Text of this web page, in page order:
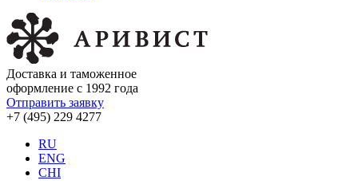
Доставка и таможенное
оформление с 1992 года
Отправить заявку
+7 (495) 229 4277
RU
ENG
CHI